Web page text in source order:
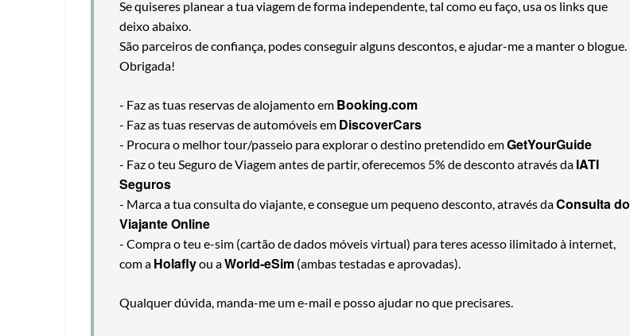
Se quiseres planear a tua viagem de forma independente, tal como eu faço, usa os links que
deixo abaixo.
São parceiros de confiança, podes conseguir alguns descontos, e ajudar-me a manter o blogue.
Obrigada!
- Faz as tuas reservas de alojamento em Booking.com
- Faz as tuas reservas de automóveis em DiscoverCars
- Procura o melhor tour/passeio para explorar o destino pretendido emGetYourGuide
- Faz o teu Seguro de Viagem antes de partir, oferecemos 5% de desconto através da IATI
Seguros
- Marca a tua consulta do viajante, e consegue um pequeno desconto, através daConsulta do
Viajante Online
- Compra o teu e-sim (cartão de dados móveis virtual) para teres acesso ilimitado à internet,
com a Holaflyou aWorld-eSim (ambas testadas e aprovadas).
Qualquer dúvida, manda-me um e-mail e posso ajudar no que precisares.